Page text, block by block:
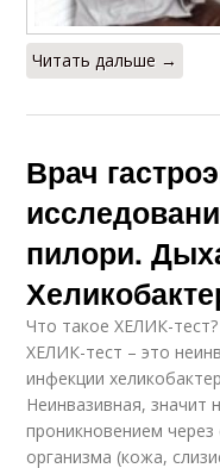
Читать дальше →
Врач
пилори.
Что такое ХЕЛИК-тест?
ХЕЛИК-тест – это
инфекции
Неинвазивная, значит
проникновением
организма (кожа,